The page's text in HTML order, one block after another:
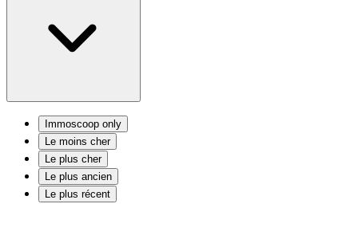
Immoscoop only
Le moins cher
Le plus cher
Le plus ancien
Le plus récent